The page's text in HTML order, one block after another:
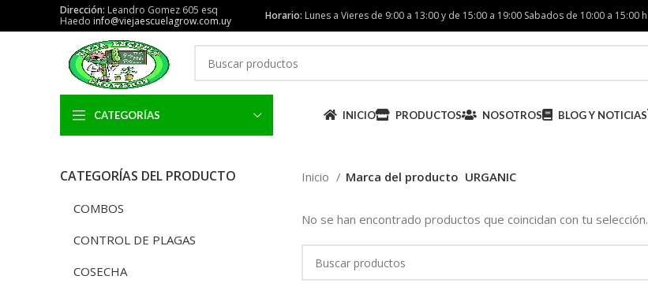
Dirección: Leandro Gomez 605 esq
Haedo info@viejaescuelagrow.com.uy Horario: Lunes a Vieres de 9:00 a 13:00 y de 15:00 a 19:00 Sabados de 10:00 a 15:00 h
CATEGORÍAS INICIO PRODUCTOS NOSOTROS BLOG Y NOTICIAS
CATEGORÍAS DEL PRODUCTO
COMBOS
CONTROL DE PLAGAS
COSECHA
Inicio Marca del producto URGANIC
No se han encontrado productos que coincidan con tu selección.